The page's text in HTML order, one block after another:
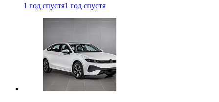
1 год спустя1 год спустя